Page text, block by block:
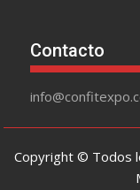
Contacto
Copyright © Todos